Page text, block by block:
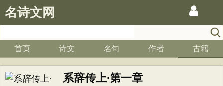
名诗文网
首页 诗文 名句 作者 古籍
系辞传上·第一章